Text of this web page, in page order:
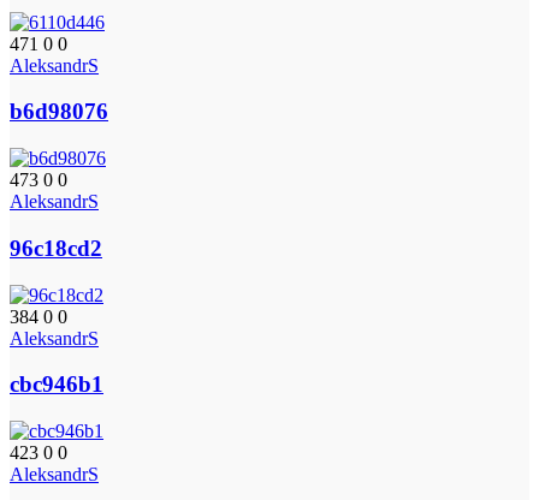
471 0 0
AleksandrS
b6d98076
473 0 0
AleksandrS
96c18cd2
384 0 0
AleksandrS
cbc946b1
423 0 0
AleksandrS